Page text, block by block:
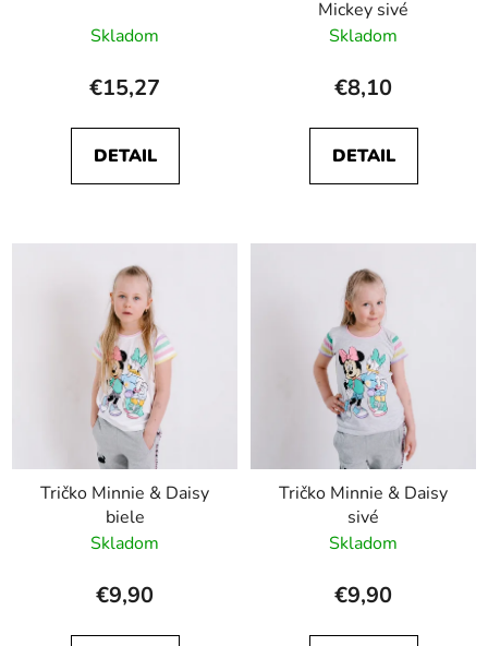
Skladom
€15,27
DETAIL
Mickey sivé
Skladom
€8,10
DETAIL
Tričko Minnie & Daisy
biele
Skladom
€9,90
Tričko Minnie & Daisy
sivé
Skladom
€9,90